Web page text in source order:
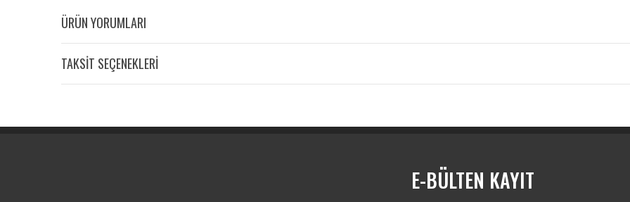
ÜRÜN YORUMLARI
TAKSİT SEÇENEKLERİ
E-BÜLTEN KAYIT